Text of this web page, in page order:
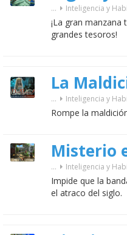
... Inteligencia y
¡La gran
grandes tesoros!
... Inteligencia y
Rompe la
Misterio
... Inteligencia y
Impide que la
el atraco del siglo.